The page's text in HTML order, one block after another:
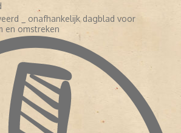
_ onafhankelijk dagblad voor
en omstreken